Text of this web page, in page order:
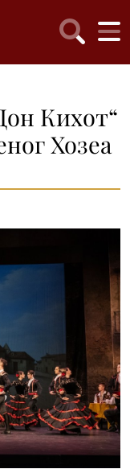
Кихот“
Хозеа